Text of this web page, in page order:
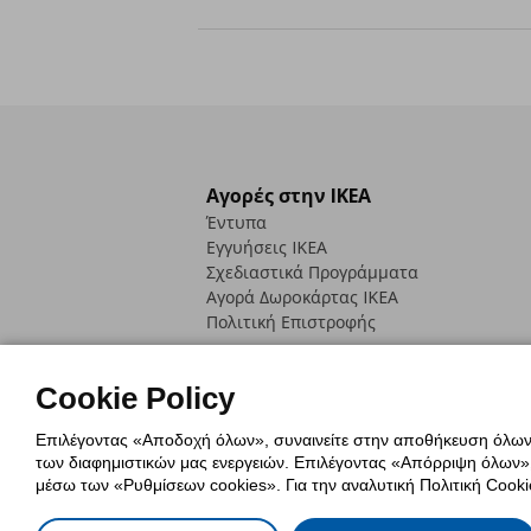
Αγορές στην IKEA
Έντυπα
Εγγυήσεις IKEA
Σχεδιαστικά Προγράμματα
Αγορά Δωρoκάρτας IKEA
Πολιτική Επιστροφής
Πολιτική Cookies Δήλωση
Cookie Policy
Επιλέγοντας «Αποδοχή όλων», συναινείτε στην αποθήκευση
των διαφημιστικών μας ενεργειών. Επιλέγοντας «Απόρριψη όλων»,
μέσω των «Ρυθμίσεων cookies». Για την αναλυτική Πολιτική